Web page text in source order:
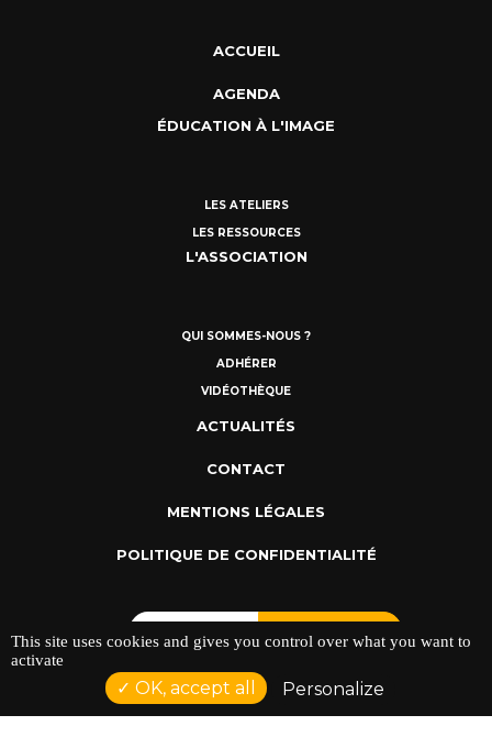
ACCUEIL
AGENDA
ÉDUCATION À L'IMAGE
LES ATELIERS
LES RESSOURCES
L'ASSOCIATION
QUI SOMMES-NOUS ?
ADHÉRER
VIDÉOTHÈQUE
ACTUALITÉS
CONTACT
MENTIONS LÉGALES
POLITIQUE DE CONFIDENTIALITÉ
This site uses cookies and gives you control over what you want to
activate
OK, accept all Personalize